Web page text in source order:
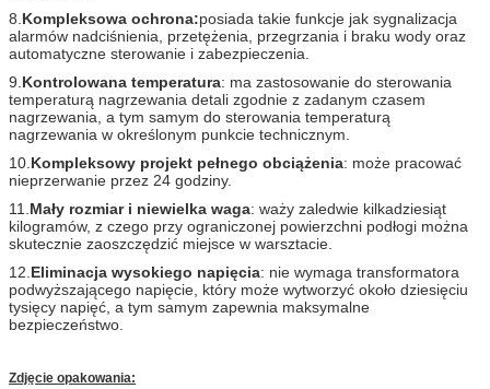
8. Kompleksowa ochrona:posiada takie funkcje jak sygnalizacja
alarmów nadciśnienia, przetężenia, przegrzania i braku wody oraz
automatyczne sterowanie i zabezpieczenia.
9. Kontrolowana temperatura: ma zastosowanie do sterowania
temperaturą nagrzewania detali zgodnie z zadanym czasem
nagrzewania, a tym samym do sterowania temperaturą
nagrzewania w określonym punkcie technicznym.
10. Kompleksowy projekt pełnego obciążenia: może pracować
nieprzerwanie przez 24 godziny.
11. Mały rozmiar i niewielka waga: waży zaledwie kilkadziesiąt
kilogramów, z czego przy ograniczonej powierzchni podłogi można
skutecznie zaoszczędzić miejsce w warsztacie.
12. Eliminacja wysokiego napięcia: nie wymaga transformatora
podwyższającego napięcie, który może wytworzyć około dziesięciu
tysięcy napięć, a tym samym zapewnia maksymalne
bezpieczeństwo.
Zdjęcie opakowania: